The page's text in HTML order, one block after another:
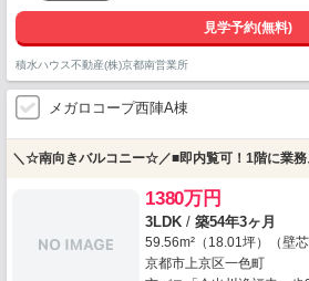
見学予約(無料)
積水ハウス不動産(株)京都南営業所
メガロコープ西陣A棟
＼☆南向きバルコニー☆／■即内覧可！1階に業務
1380万円
3LDK / 築54年3ヶ月
59.56m²（18.01坪）（壁芯
京都市上京区一色町